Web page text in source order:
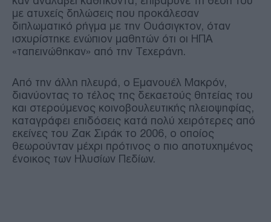
με ατυχείς δηλώσεις που προκάλεσαν
διπλωματικό ρήγμα με την Ουάσιγκτον, όταν
ισχυρίστηκε ενώπιον μαθητών ότι οι ΗΠΑ
«ταπεινώθηκαν» από την Τεχεράνη.
Από την άλλη πλευρά, ο Εμανουέλ Μακρόν,
διανύοντας το τέλος της δεκαετούς θητείας του
και στερούμενος κοινοβουλευτικής πλειοψηφίας,
καταγράφει επιδόσεις κατά πολύ χειρότερες από
εκείνες του Ζακ Σιράκ το 2006, ο οποίος
θεωρούνταν μέχρι πρότινος ο πιο αποτυχημένος
ένοικος των Ηλυσίων Πεδίων.